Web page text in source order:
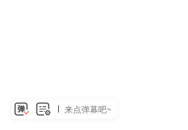
来点弹幕吧~